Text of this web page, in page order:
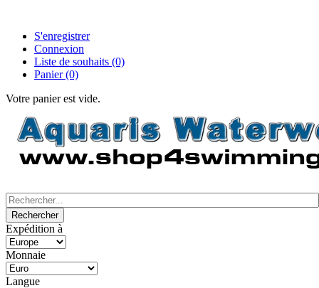
S'enregistrer
Connexion
Liste de souhaits (0)
Panier (0)
Votre panier est vide.
Expédition à
Monnaie
Langue